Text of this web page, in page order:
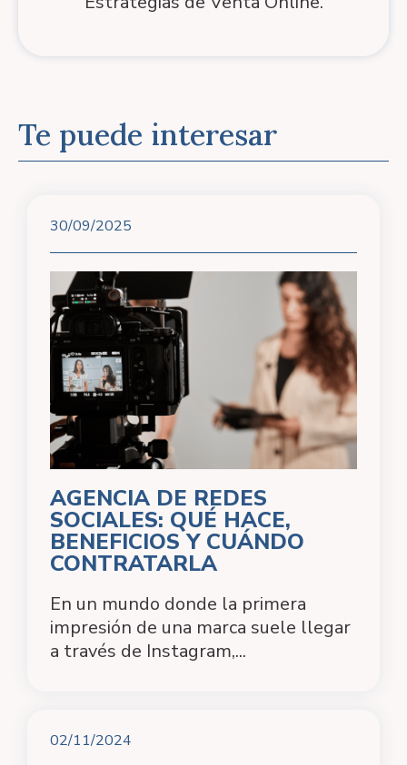
Te puede interesar
30/09/2025
AGENCIA DE REDES
SOCIALES: QUÉ HACE,
BENEFICIOS Y CUÁNDO
CONTRATARLA
En un mundo donde la primera
impresión de una marca suele llegar
a través de Instagram,...
02/11/2024